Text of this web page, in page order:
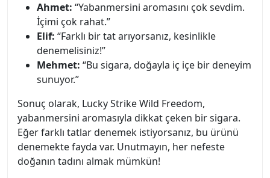
Ahmet: “Yabanmersini aromasını çok sevdim.
İçimi çok rahat.”
Elif: “Farklı bir tat arıyorsanız, kesinlikle
denemelisiniz!”
Mehmet: “Bu sigara, doğayla iç içe bir deneyim
sunuyor.”
Sonuç olarak, Lucky Strike Wild Freedom,
yabanmersini aromasıyla dikkat çeken bir sigara.
Eğer farklı tatlar denemek istiyorsanız, bu ürünü
denemekte fayda var. Unutmayın, her nefeste
doğanın tadını almak mümkün!